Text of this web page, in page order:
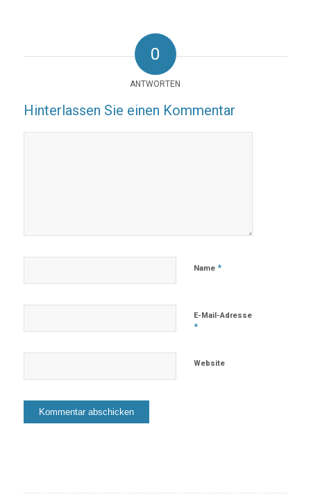
0
ANTWORTEN
Hinterlassen Sie einen Kommentar
Name *
E-Mail-Adresse
*
Website